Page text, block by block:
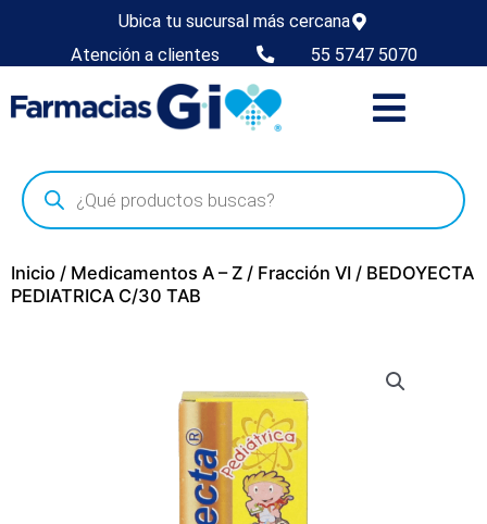
Ubica tu sucursal más cercana
Atención a clientes
55 5747 5070
Inicio / Medicamentos A – Z / Fracción VI / BEDOYECTA
PEDIATRICA C/30 TAB